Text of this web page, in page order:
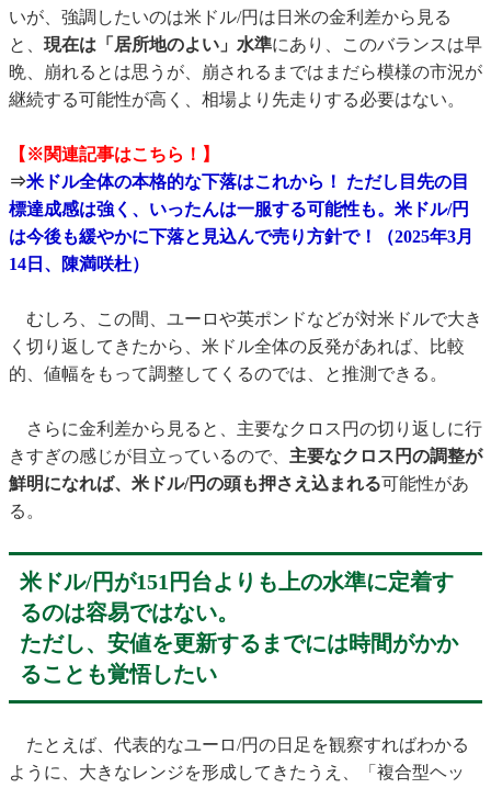
いが、強調したいのは米ドル/円は日米の金利差から見る
と、 現在は「居所地のよい」水準にあり、このバランスは早
晩、崩れるとは思うが、崩されるまではまだら模様の市況が
継続する可能性が高く、相場より先走りする必要はない。
【※関連記事はこちら！】
⇒米ドル全体の本格的な下落はこれから！ ただし目先の目
標達成感は強く、いったんは一服する可能性も。米ドル/円
は今後も緩やかに下落と見込んで売り方針で！（2025年3月
14日、陳満咲杜）
むしろ、この間、ユーロや英ポンドなどが対米ドルで大き
く切り返してきたから、米ドル全体の反発があれば、比較
的、値幅をもって調整してくるのでは、と推測できる。
さらに金利差から見ると、主要なクロス円の切り返しに行
きすぎの感じが目立っているので、 主要なクロス円の調整が
鮮明になれば、米ドル/円の頭も押さえ込まれる可能性があ
る。
米ドル/円が151円台よりも上の水準に定着す
るのは容易ではない。
ただし、安値を更新するまでには時間がかか
ることも覚悟したい
たとえば、代表的なユーロ/円の日足を観察すればわかる
ように、大きなレンジを形成してきたうえ、「複合型ヘッ